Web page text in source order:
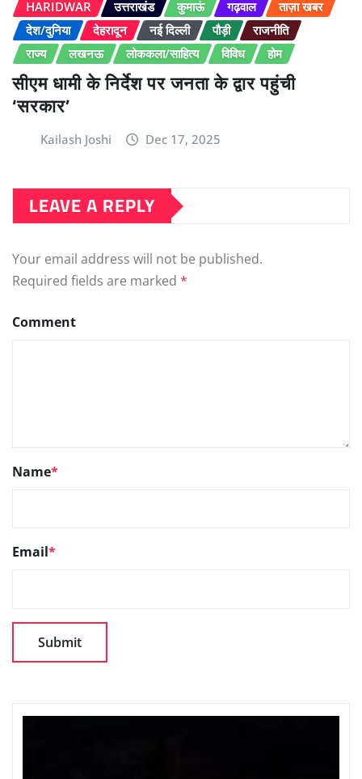
HARIDWAR उत्तराखंड कुमाऊं गढ़वाल
ताज़ा खबर
देश/दुनिया
देहरादून नई दिल्ली पौड़ी
राजनीति
राज्य
लखनऊ लोककला/साहित्य विविध होम
सीएम धामी के निर्देश पर जनता के द्वार पहुंची
‘सरकार’
Kailash Joshi Dec 17, 2025
LEAVE A REPLY
Your email address will not be published.
Required fields are marked *
Comment
Name*
Email*